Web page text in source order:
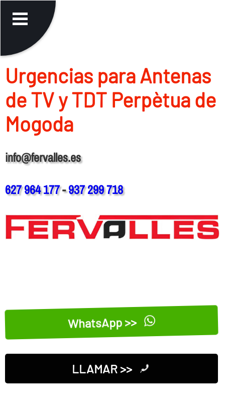
Urgencias para Antenas
de TV y TDT Perpètua de
Mogoda
info@fervalles.es
627 964 177-937 299 718
WhatsApp >>
LLAMAR >>